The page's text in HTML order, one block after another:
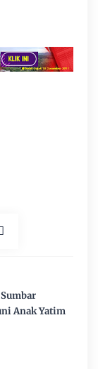
Anak Yatim